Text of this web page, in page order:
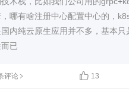
哪有啥注册中心配置中心的，
国内纯云原生应用并不多，基本只
已
评论  13